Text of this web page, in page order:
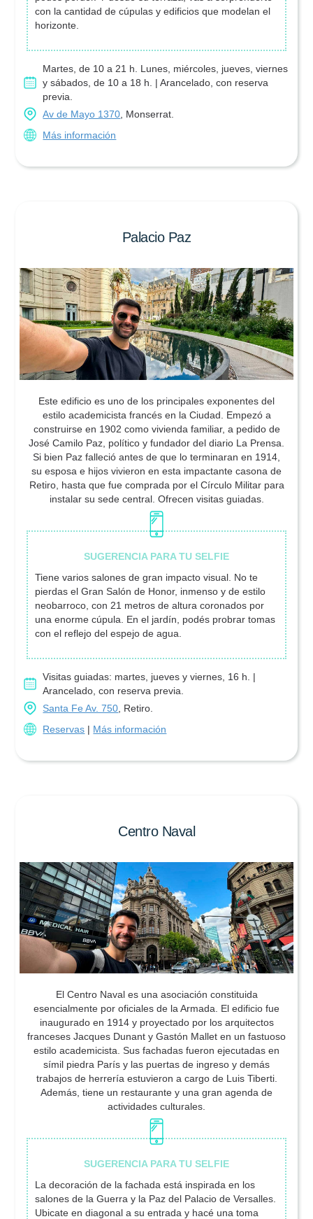
con la cantidad de cúpulas y edificios que modelan el
horizonte.
Martes, de 10 a 21 h. Lunes, miércoles, jueves, viernes
y sábados, de 10 a 18 h. | Arancelado, con reserva
previa.
Av de Mayo 1370, Monserrat.
Más información
Palacio Paz
Este edificio es uno de los principales exponentes del
estilo academicista francés en la Ciudad. Empezó a
construirse en 1902 como vivienda familiar, a pedido de
José Camilo Paz, político y fundador del diario La Prensa.
Si bien Paz falleció antes de que lo terminaran en 1914,
su esposa e hijos vivieron en esta impactante casona de
Retiro, hasta que fue comprada por el Círculo Militar para
instalar su sede central. Ofrecen visitas guiadas.
Tiene varios salones de gran impacto visual. No te
pierdas el Gran Salón de Honor, inmenso y de estilo
neobarroco, con 21 metros de altura coronados por
una enorme cúpula. En el jardín, podés probrar tomas
con el reflejo del espejo de agua.
Visitas guiadas: martes, jueves y viernes, 16 h. |
Arancelado, con reserva previa.
Santa Fe Av. 750 , Retiro.
Reservas | Más información
Centro Naval
El Centro Naval es una asociación constituida
esencialmente por oficiales de la Armada. El edificio fue
inaugurado en 1914 y proyectado por los arquitectos
franceses Jacques Dunant y Gastón Mallet en un fastuoso
estilo academicista. Sus fachadas fueron ejecutadas en
símil piedra París y las puertas de ingreso y demás
trabajos de herrería estuvieron a cargo de Luis Tiberti.
Además, tiene un restaurante y una gran agenda de
actividades culturales.
La decoración de la fachada está inspirada en los
salones de la Guerra y la Paz del Pala­cio de Versalles.
Ubicate en diagonal a su entrada y hacé una toma